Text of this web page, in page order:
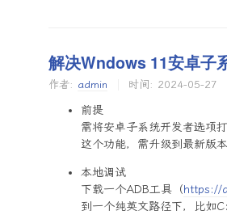
解决Wndows 11安卓子
作者: admin 时间: 2024-05-27
前提
需将安卓子系统开发者选项
这个功能，需升级到最新版
本地调试
下载一个ADB工具（https://
到一个纯英文路径下，比如